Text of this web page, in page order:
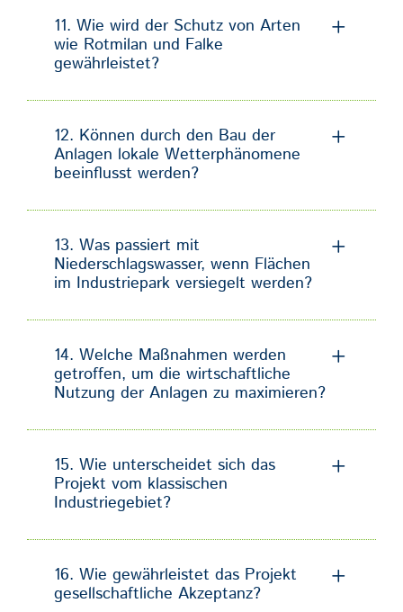
11. Wie wird der Schutz von Arten
wie Rotmilan und Falke
gewährleistet?
12. Können durch den Bau der
Anlagen lokale Wetterphänomene
beeinflusst werden?
13. Was passiert mit
Niederschlagswasser, wenn Flächen
im Industriepark versiegelt werden?
14. Welche Maßnahmen werden
getroffen, um die wirtschaftliche
Nutzung der Anlagen zu maximieren?
15. Wie unterscheidet sich das
Projekt vom klassischen
Industriegebiet?
16. Wie gewährleistet das Projekt
gesellschaftliche Akzeptanz?